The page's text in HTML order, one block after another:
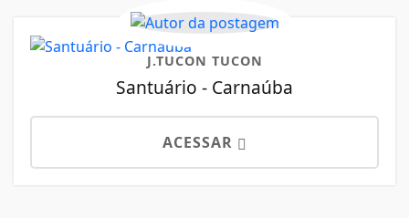
J.TUCON TUCON
Santuário - Carnaúba
ACESSAR